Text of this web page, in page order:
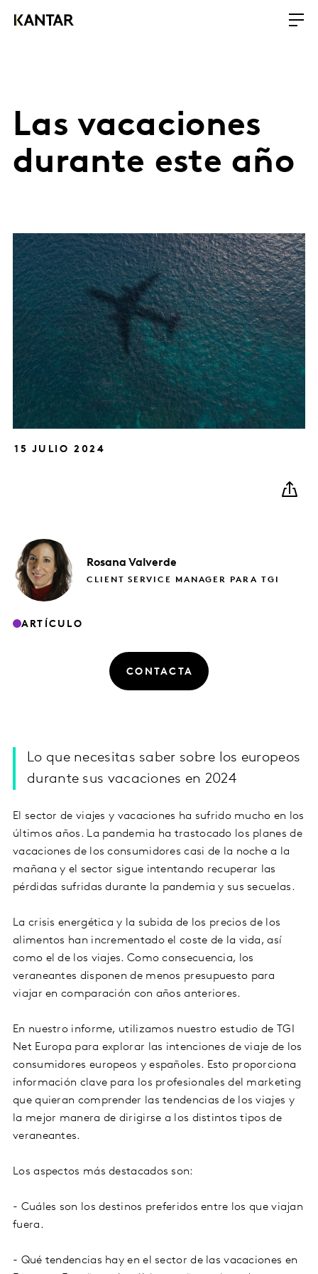
Las vacaciones
durante este año
15 JULIO 2024
Rosana Valverde
CLIENT SERVICE MANAGER PARA TGI
ARTÍCULO
CONTACTA
Lo que necesitas saber sobre los europeos
durante sus vacaciones en 2024
El sector de viajes y vacaciones ha sufrido mucho en los
últimos años. La pandemia ha trastocado los planes de
vacaciones de los consumidores casi de la noche a la
mañana y el sector sigue intentando recuperar las
pérdidas sufridas durante la pandemia y sus secuelas.
La crisis energética y la subida de los precios de los
alimentos han incrementado el coste de la vida, así
como el de los viajes. Como consecuencia, los
veraneantes disponen de menos presupuesto para
viajar en comparación con años anteriores.
En nuestro informe, utilizamos nuestro estudio de TGI
Net Europa para explorar las intenciones de viaje de los
consumidores europeos y españoles. Esto proporciona
información clave para los profesionales del marketing
que quieran comprender las tendencias de los viajes y
la mejor manera de dirigirse a los distintos tipos de
veraneantes.
Los aspectos más destacados son:
- Cuáles son los destinos preferidos entre los que viajan
fuera.
- Qué tendencias hay en el sector de las vacaciones en